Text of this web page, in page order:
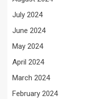
July 2024
June 2024
May 2024
April 2024
March 2024
February 2024